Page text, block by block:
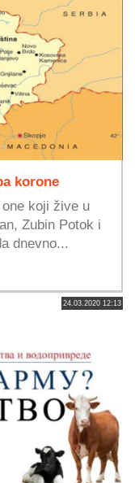
korone
koji žive u
Zubin Potok i
dnevno...
24.03.2020 12:13